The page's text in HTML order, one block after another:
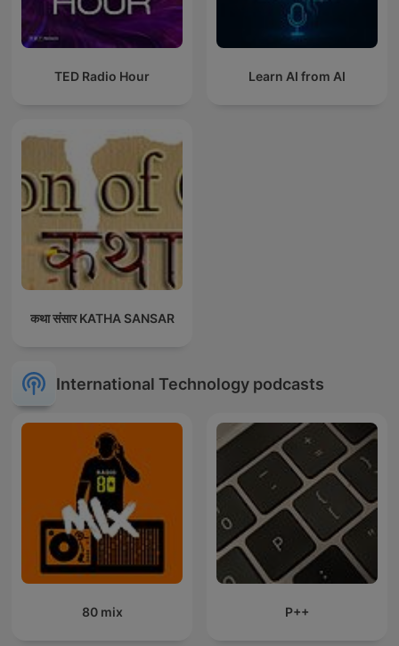
TED Radio Hour Learn AI from AI
कथा संसार KATHA SANSAR
International Technology podcasts
80 mix P++